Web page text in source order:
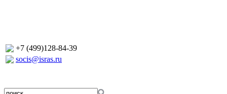
+7 (499)128-84-39
socis@isras.ru